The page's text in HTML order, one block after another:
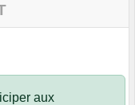
aux